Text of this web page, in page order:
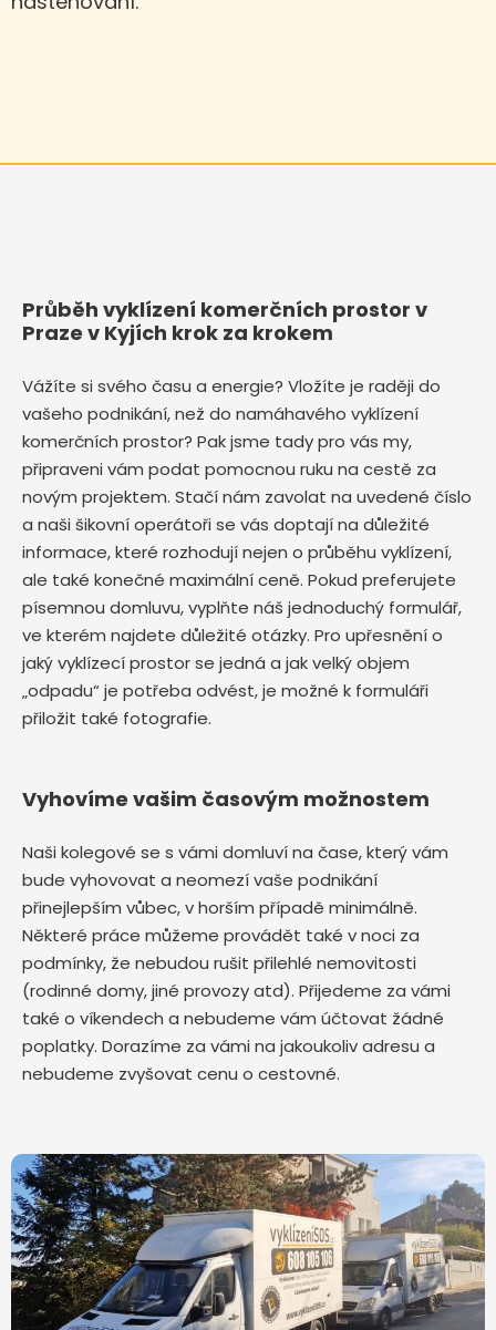
Průběh vyklízení komerčních prostor v
Praze v Kyjích krok za krokem
Vážíte si svého času a energie? Vložíte je raději do
vašeho podnikání, než do namáhavého vyklízení
komerčních prostor? Pak jsme tady pro vás my,
připraveni vám podat pomocnou ruku na cestě za
novým projektem. Stačí nám zavolat na uvedené číslo
a naši šikovní operátoři se vás doptají na důležité
informace, které rozhodují nejen o průběhu vyklízení,
ale také konečné maximální ceně. Pokud preferujete
písemnou domluvu, vyplňte náš jednoduchý formulář,
ve kterém najdete důležité otázky. Pro upřesnění o
jaký vyklízecí prostor se jedná a jak velký objem
„odpadu“ je potřeba odvést, je možné k formuláři
přiložit také fotografie.
Vyhovíme vašim časovým možnostem
Naši kolegové se s vámi domluví na čase, který vám
bude vyhovovat a neomezí vaše podnikání
přinejlepším vůbec, v horším případě minimálně.
Některé práce můžeme provádět také v noci za
podmínky, že nebudou rušit přilehlé nemovitosti
(rodinné domy, jiné provozy atd). Přijedeme za vámi
také o víkendech a nebudeme vám účtovat žádné
poplatky. Dorazíme za vámi na jakoukoliv adresu a
nebudeme zvyšovat cenu o cestovné.